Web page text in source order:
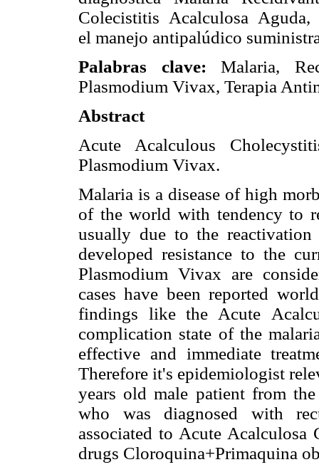
Colecistitis Acalculosa
el manejo antipalúdico
Palabras clave: Malaria,
Plasmodium Vivax, Terapia
Abstract
Acute Acalculous
Plasmodium Vivax.
Malaria is a disease of high
of the world with tendency to
usually due to the reactivation
developed resistance to the
Plasmodium Vivax are
cases have been reported
findings like the Acute
complication state of the
effective and immediate
Therefore it's epidemiologist
years old male patient from
who was diagnosed with
associated to Acute
drugs Cloroquina+Primaquina